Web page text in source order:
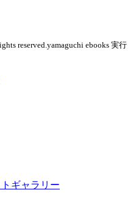
reserved.yamaguchi ebooks 実行